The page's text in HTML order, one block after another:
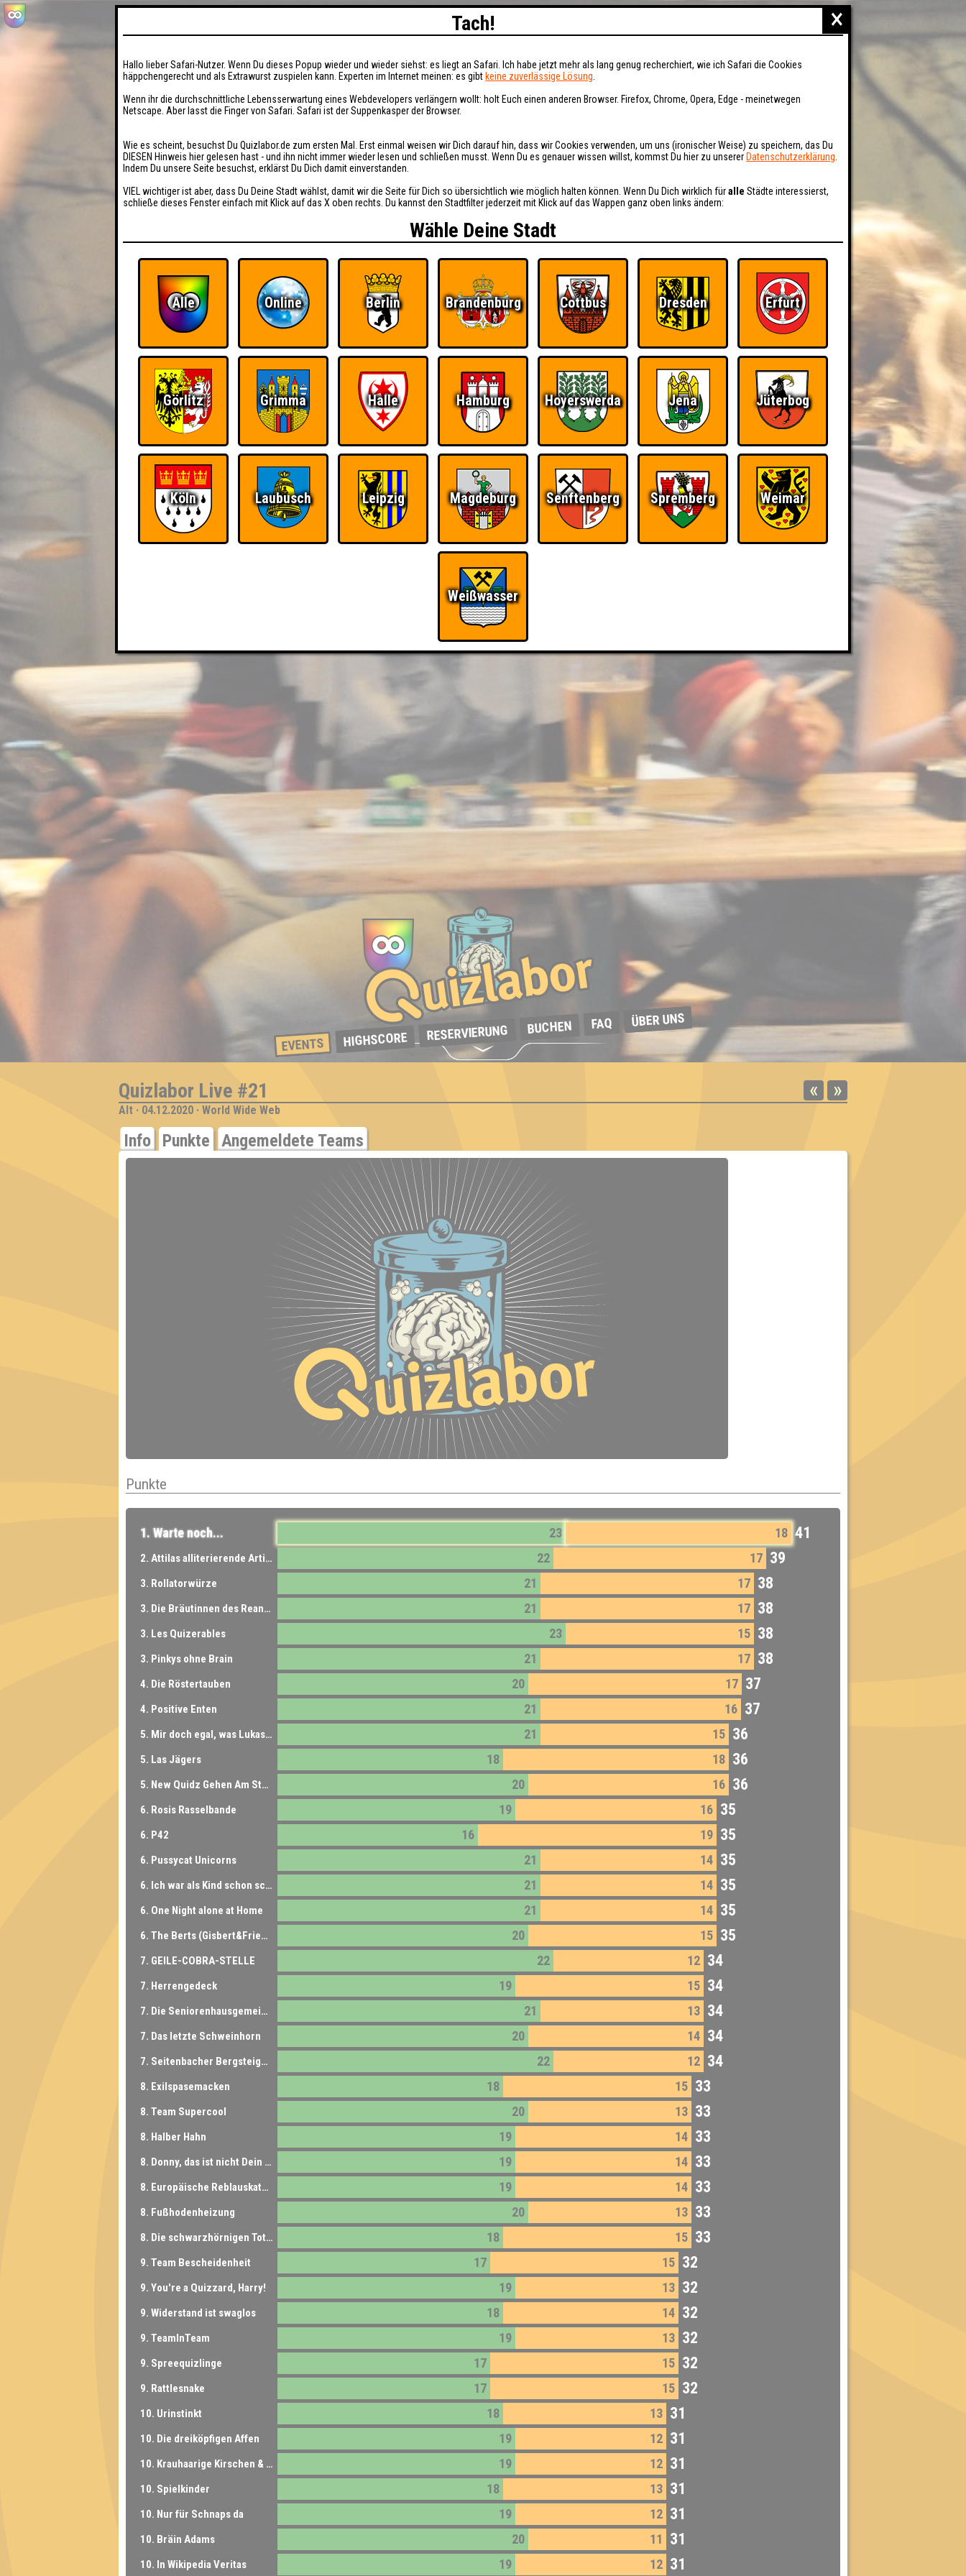
EVENTS HIGHSCORE RESERVIERUNG BUCHEN FAQ ÜBER UNS
« »
Quizlabor Live #21
Alt · 04.12.2020 · World Wide Web
Info Punkte Angemeldete Teams
Punkte
1. Warte noch... 23 18 41
2. Attilas alliterierende Artillerie 22 17 39
3. Rollatorwürze 21 17 38
3. Die Bräutinnen des ReanimALTors 21 17 38
3. Les Quizerables 23 15 38
3. Pinkys ohne Brain 21 17 38
4. Die Röstertauben 20 17 37
4. Positive Enten 21 16 37
5. Mir doch egal, was Lukas sagt 21 15 36
5. Las Jägers 18 18 36
5. New Quidz Gehen Am Stock 20 16 36
6. Rosis Rasselbande 19 16 35
6. P42 16 19 35
6. Pussycat Unicorns 21 14 35
6. Ich war als Kind schon scheiße... 21 14 35
6. One Night alone at Home 21 14 35
6. The Berts (Gisbert&Friedbert) 20 15 35
7. GEILE-COBRA-STELLE 22 12 34
7. Herrengedeck 19 15 34
7. Die Seniorenhausgemeinschaft 21 13 34
7. Das letzte Schweinhorn 20 14 34
7. Seitenbacher Bergsteigermüsli 22 12 34
8. Exilspasemacken 18 15 33
8. Team Supercool 20 13 33
8. Halber Hahn 19 14 33
8. Donny, das ist nicht Dein Fachbereich! 19 14 33
8. Europäische Reblauskatastrophe 19 14 33
8. Fußhodenheizung 20 13 33
8. Die schwarzhörnigen Totengräberkäfer 18 15 33
9. Team Bescheidenheit 17 15 32
9. You're a Quizzard, Harry! 19 13 32
9. Widerstand ist swaglos 18 14 32
9. TeamInTeam 19 13 32
9. Spreequizlinge 17 15 32
9. Rattlesnake 17 15 32
10. Urinstinkt 18 13 31
10. Die dreiköpfigen Affen 19 12 31
10. Krauhaarige Kirschen & Kunden 19 12 31
10. Spielkinder 18 13 31
10. Nur für Schnaps da 19 12 31
10. Bräin Adams 20 11 31
10. In Wikipedia Veritas 19 12 31
×
Tach!
Hallo lieber Safari-Nutzer. Wenn Du dieses Popup wieder und wieder siehst: es liegt an Safari. Ich habe jetzt mehr als lang genug recherchiert, wie ich Safari die Cookies
häppchengerecht und als Extrawurst zuspielen kann. Experten im Internet meinen: es gibt keine zuverlässige Lösung
Wenn ihr die durchschnittliche Lebensserwartung eines Webdevelopers verlängern wollt: holt Euch einen anderen Browser. Firefox, Chrome, Opera, Edge - meinetwegen
Netscape. Aber lasst die Finger von Safari. Safari ist der Suppenkasper der Browser.
Wie es scheint, besuchst Du Quizlabor.de zum ersten Mal. Erst einmal weisen wir Dich darauf hin, dass wir Cookies verwenden, um uns (ironischer Weise) zu speichern, das Du
DIESEN Hinweis hier gelesen hast - und ihn nicht immer wieder lesen und schließen musst. Wenn Du es genauer wissen willst, kommst Du hier zu unserer Datenschutzerklärung
Indem Du unsere Seite besuchst, erklärst Du Dich damit einverstanden.
VIEL wichtiger ist aber, dass Du Deine Stadt wählst, damit wir die Seite für Dich so übersichtlich wie möglich halten können. Wenn Du Dich wirklich füralle Städte interessierst,
schließe dieses Fenster einfach mit Klick auf das X oben rechts. Du kannst den Stadtfilter jederzeit mit Klick auf das Wappen ganz oben links ändern:
Wähle Deine Stadt
Alle Online Berlin Brandenburg Cottbus Dresden Erfurt
Görlitz Grimma Halle Hamburg Hoyerswerda Jena Jüterbog
Köln Laubusch Leipzig Magdeburg Senftenberg Spremberg Weimar
Weißwasser